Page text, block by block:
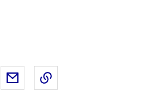
sur X (anciennement Twitter)
sur LinkedIn
Partager par email